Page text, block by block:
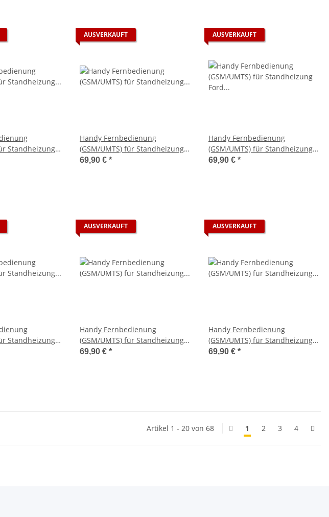
Standheizung
Uhr (altes
AUSVERKAUFT
Handy Fernbedienung
(GSM/UMTS) für Standheizung
Eberspächer TP41i
69,90 € *
AUSVERKAUFT
Handy Fernbedienung
(GSM/UMTS) für Standheizung
Ford Nugget Westfalia (ab 2014)
69,90 € *
Standheizung
AUSVERKAUFT
Handy Fernbedienung
(GSM/UMTS) für Standheizung
Funk-FB Audi T90
69,90 € *
AUSVERKAUFT
Handy Fernbedienung
(GSM/UMTS) für Standheizung
Funk-FB Audi TP42
69,90 € *
Artikel 1 - 20 von 68 1 2 3 4